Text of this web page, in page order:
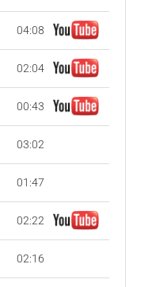
04:08
02:04
00:43
03:02
01:47
02:22
02:16